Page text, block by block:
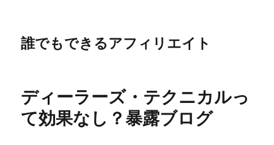
誰でもできるアフィリエイト
ディーラーズ・テクニカルっ
て効果なし？暴露ブログ